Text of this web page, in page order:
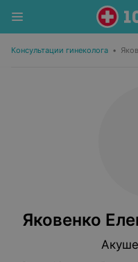
Консультации гинеколога •
Яковенко